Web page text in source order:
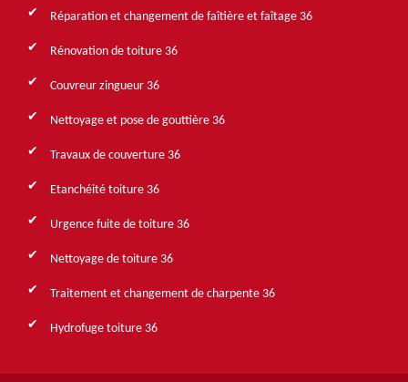
Réparation et changement de faîtière et faîtage 36
Rénovation de toiture 36
Couvreur zingueur 36
Nettoyage et pose de gouttière 36
Travaux de couverture 36
Etanchéité toiture 36
Urgence fuite de toiture 36
Nettoyage de toiture 36
Traitement et changement de charpente 36
Hydrofuge toiture 36